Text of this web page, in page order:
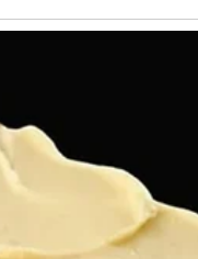
da ste predugo
ali ovaj period
emociju, već u
ciklus postati dublji i
odnosi možda doći